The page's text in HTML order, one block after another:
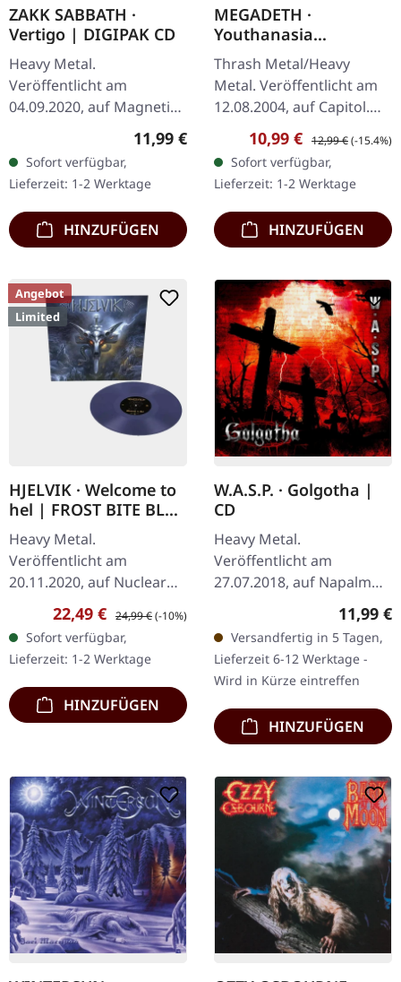
ZAKK SABBATH ·
Vertigo | DIGIPAK CD
Heavy Metal.
Veröffentlicht am
04.09.2020, auf Magnetic
Eye Records. CD im
DigiPak. Mit Zakk Sabbath
zollen Gitarrist und
Sänger Zakk Wylde
(Black…
Regulärer Preis:
11,99 €
Sofort verfügbar,
Lieferzeit: 1-2 Werktage
HINZUFÜGEN
MEGADETH ·
Youthanasia
(Remastered) | CD
Thrash Metal/Heavy
Metal. Veröffentlicht am
12.08.2004, auf Capitol.
CD im Jewelcase mit
umfangreichem Booklet
und 4 Bonus-Tracks.
Megadeths sechstes…
Verkaufspreis:
10,99 € Regulärer Preis:
12,99 €(-15.4%)
Sofort verfügbar,
Lieferzeit: 1-2 Werktage
HINZUFÜGEN
Angebot
Limited
HJELVIK · Welcome to
hel | FROST BITE BLUE
LP
Heavy Metal.
Veröffentlicht am
20.11.2020, auf Nuclear
Blast Records. Frost
Blaues Vinyl, limitiert auf
300 Exemplare. Der
ehemalige…
Verkaufspreis:
22,49 € Regulärer Preis:
24,99 €(-10%)
Sofort verfügbar,
Lieferzeit: 1-2 Werktage
HINZUFÜGEN
W.A.S.P. · Golgotha |
CD
Heavy Metal.
Veröffentlicht am
27.07.2018, auf Napalm
Records. CD im Jewelcase.
"Golgotha," veröffentlicht
2018 von der legendären
Heavy-Metal-Band W…
11,99 €
Versandfertig in 5 Tagen,
Lieferzeit 6-12 Werktage -
Wird in Kürze eintreffen
HINZUFÜGEN